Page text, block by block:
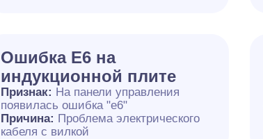
Ошибка E6 на
индукционной плите
Признак: На панели управления
появилась ошибка "e6"
Причина: Проблема электрического
кабеля с вилкой